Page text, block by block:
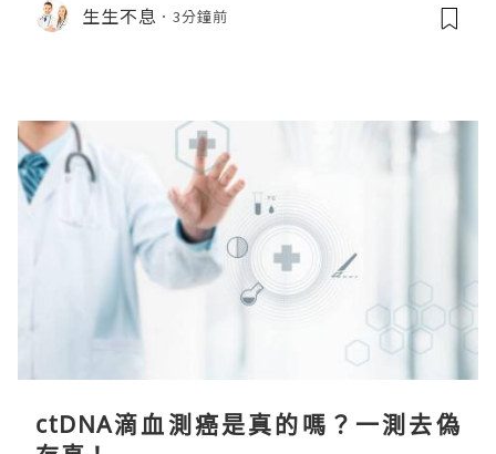
生生不息 3分鐘前
ctDNA滴血測癌是真的嗎？一測去偽